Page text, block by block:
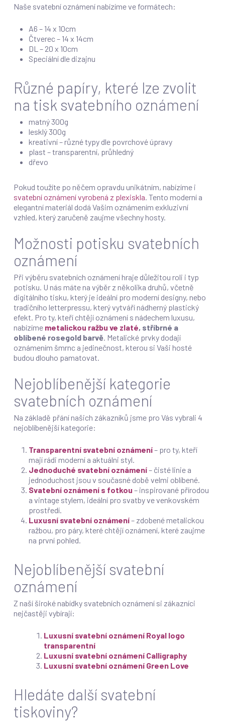
Naše svatební oznámení nabízíme ve formátech:
A6 – 14 x 10cm
Čtverec – 14 x 14cm
DL – 20 x 10cm
Speciální dle dizajnu
Různé papíry, které lze zvolit
na tisk svatebního oznámení
matný 300g
lesklý 300g
kreativní – různé typy dle povrchové úpravy
plast – transparentní, průhledný
dřevo
Pokud toužíte po něčem opravdu unikátním, nabízíme i
svatební oznámení vyrobená z plexiskla. Tento moderní a
elegantní materiál dodá Vašim oznámením exkluzivní
vzhled, který zaručeně zaujme všechny hosty.
Možnosti potisku svatebních
oznámení
Při výběru svatebních oznámení hraje důležitou roli i typ
potisku. U nás máte na výběr z několika druhů, včetně
digitálního tisku, který je ideální pro moderní designy, nebo
tradičního letterpressu, který vytváří nádherný plastický
efekt. Pro ty, kteří chtějí oznámení s nádechem luxusu,
nabízíme metalickou ražbu ve zlaté, stříbrné a
oblíbené rosegold barvě. Metalické prvky dodají
oznámením šmrnc a jedinečnost, kterou si Vaši hosté
budou dlouho pamatovat.
Nejoblíbenější kategorie
svatebních oznámení
Na základě přání našich zákazníků jsme pro Vás vybrali 4
nejoblíbenější kategorie:
Transparentní svatební oznámení– pro ty, kteří
mají rádi moderní a aktuálni styl.
Jednoduché svatební oznámení– čisté linie a
jednoduchost jsou v současné době velmi oblíbené.
Svatební oznámení s fotkou – inspirované přírodou
a vintage stylem, ideální pro svatby ve venkovském
prostředí.
Luxusní svatební oznámení– zdobené metalickou
ražbou, pro páry, které chtějí oznámení, které zaujme
na první pohled.
Nejoblíbenější svatební
oznámení
Z naší široké nabídky svatebních oznámení si zákazníci
nejčastěji vybírají:
Luxusní svatební oznámení Royal logo
transparentní
Luxusní svatební oznámení Calligraphy
Luxusní svatební oznámení Green Love
Hledáte další svatební
tiskoviny?